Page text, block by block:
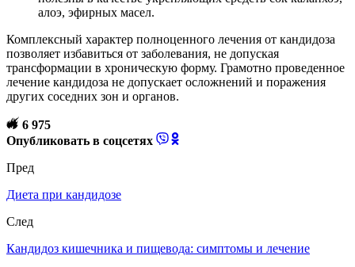
алоэ, эфирных масел.
Комплексный характер полноценного лечения от кандидоза
позволяет избавиться от заболевания, не допуская
трансформации в хроническую форму. Грамотно проведенное
лечение кандидоза не допускает осложнений и поражения
других соседних зон и органов.
6 975
Опубликовать в соцсетях
Пред
Диета при кандидозе
След
Кандидоз кишечника и пищевода: симптомы и лечение